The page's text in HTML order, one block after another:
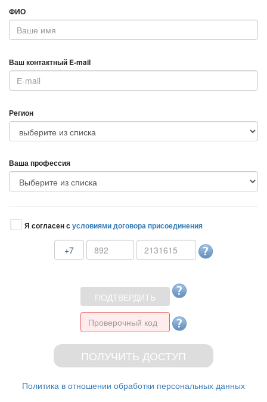
ФИО
аш контактный E-mail
Регион
аша профессия
Я согласен сусловиями договора присоединения
+7
Политика в отношении обработки персональных данных